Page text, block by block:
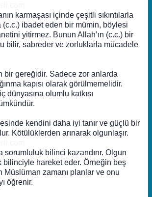
karmaşası içinde çeşitli sıkıntılarla
(c.c.) ibadet eden bir mümin, böylesi
yitirmez. Bunun Allah’ın (c.c.) bir
bilir, sabreder ve zorluklarla mücadele
bir gereğidir. Sadece zor anlarda
kapısı olarak görülmemelidir.
dünyasına olumlu katkısı
kendini daha iyi tanır ve güçlü bir
Kötülüklerden arınarak olgunlaşır.
sorumluluk bilinci kazandırır. Olgun
bilinciyle hareket eder. Örneğin beş
Müslüman zamanı planlar ve onu
öğrenir.